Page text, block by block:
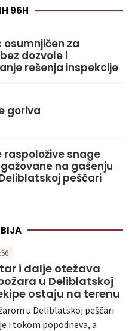
96H
osumnjičen za
dozvole i
rešenja inspekcije
goriva
raspoložive snage
na gašenju
peščari
i dalje otežava
u Deliblatskoj
ostaju na terenu
u Deliblatskoj peščari
i tokom popodneva, a